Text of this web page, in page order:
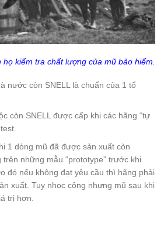
kiểm tra chất lượng của mũ bảo hiểm.
nước còn SNELL là chuẩn của 1 tổ
còn SNELL được cấp khi các hãng “tự
1 dòng mũ đã được sản xuất còn
trên những mẫu “prototype” trước khi
đó nếu không đạt yêu cầu thì hãng phải
xuất. Tuy nhọc công nhưng mũ sau khi
trị hơn.